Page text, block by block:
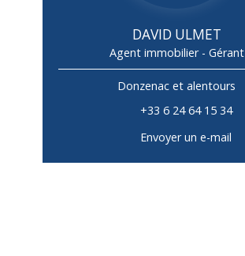
DAVID ULMET
Agent immobilier - Gérant
Donzenac et alentours
+33 6 24 64 15 34
Envoyer un e-mail